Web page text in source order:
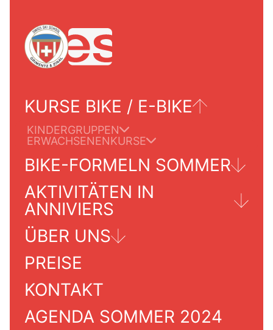
KURSE BIKE / E-BIKE
KINDERGRUPPEN
ERWACHSENENKURSE
BIKE-FORMELN SOMMER
TOUREN FÜR ERWACHSENE
AKTIVITÄTEN IN
ANNIVIERS
GRIMENTZ/ZINAL
ÜBER UNS
PRAKTISCHE INFORMATIONEN
INFO-SERVICES
UNSERE SCHULE
PREISE
KONTAKT
AGENDA SOMMER 2024